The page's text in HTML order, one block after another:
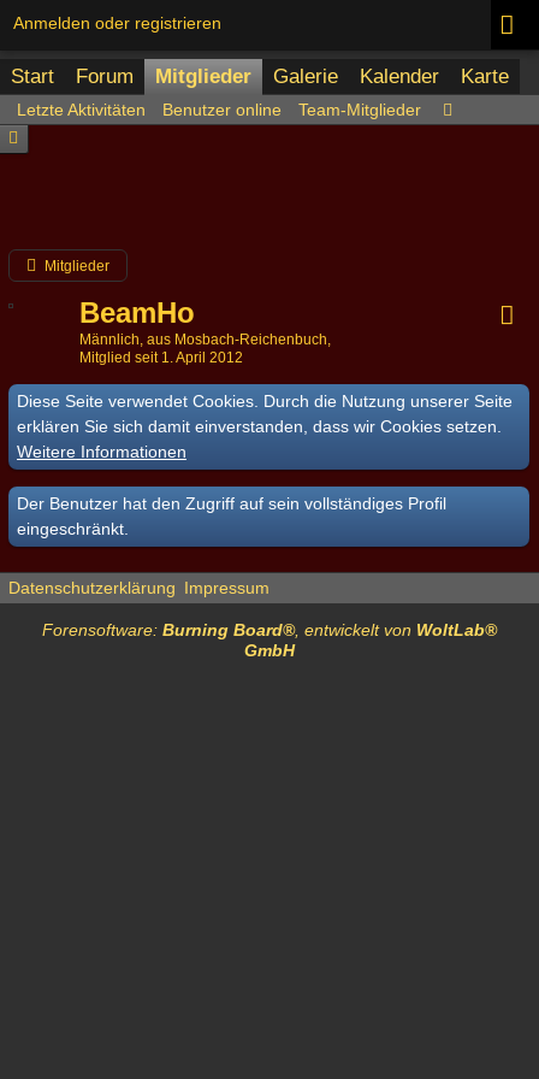
Anmelden oder registrieren
Start Forum Mitglieder Galerie Kalender Karte
Letzte Aktivitäten Benutzer online Team-Mitglieder
Mitglieder
BeamHo
Männlich aus Mosbach-Reichenbuch
Mitglied seit 1. April 2012
Diese Seite verwendet Cookies. Durch die Nutzung unserer Seite
erklären Sie sich damit einverstanden, dass wir Cookies setzen.
Weitere Informationen
Der Benutzer hat den Zugriff auf sein vollständiges Profil
eingeschränkt.
Datenschutzerklärung Impressum
Forensoftware: Burning Board®, entwickelt von WoltLab®
GmbH